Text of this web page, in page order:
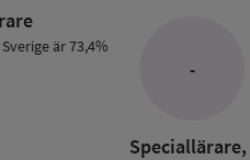
är 73,4%
-